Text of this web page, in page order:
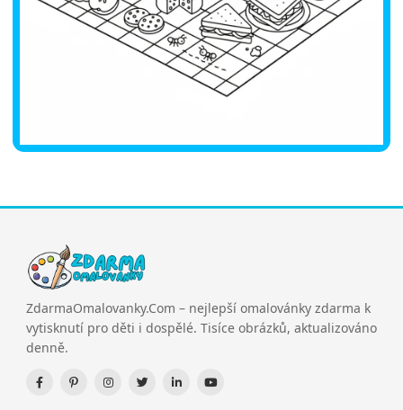
ZdarmaOmalovanky.Com – nejlepší omalovánky zdarma k
vytisknutí pro děti i dospělé. Tisíce obrázků, aktualizováno
denně.